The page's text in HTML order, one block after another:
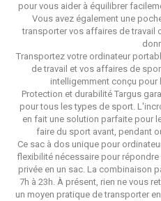
pour vous aider à équilibrer
Vous avez également une
transporter vos affaires de travail
Transportez votre ordinateur
de travail et vos affaires de
intelligemment conçu
Protection et durabilité Targus
pour tous les types de sport.
en fait une solution parfaite pour
faire du sport avant, pendant
Ce sac à dos unique pour
flexibilité nécessaire pour répondre
privée en un sac. La combinaison
7h à 23h. À présent, rien ne vous
un moyen pratique de transporter